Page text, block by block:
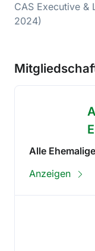
CAS Executive &
2024)
Alle
Anzeigen